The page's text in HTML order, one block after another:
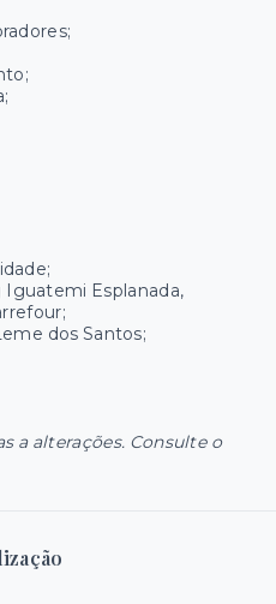
Esplanada,
dos Santos;
a alterações. Consulte o